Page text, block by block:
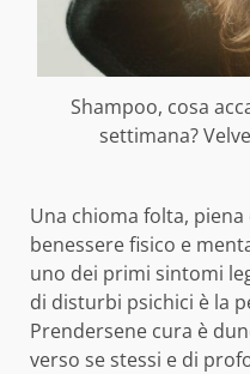
Shampoo, cosa
settimana?
Una chioma folta,
benessere fisico e
uno dei primi sintomi
di disturbi psichici è la
Prendersene cura è
verso se stessi e di